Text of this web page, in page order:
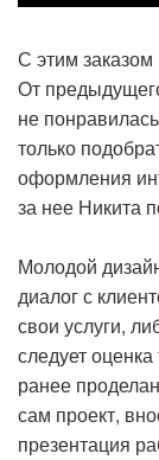
С этим заказом
От
не
только
оформления
за нее Никита
Молодой
диалог с
свои услуги,
следует
ранее
сам проект,
презентация